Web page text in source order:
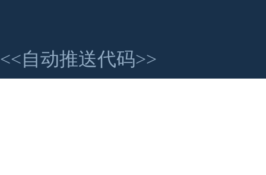
<<自动推送代码>>